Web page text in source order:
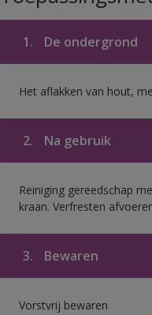
1. De ondergrond
Het aflakken van hout,
2. Na gebruik
Reiniging gereedschap
kraan. Verfresten
3. Bewaren
Vorstvrij bewaren